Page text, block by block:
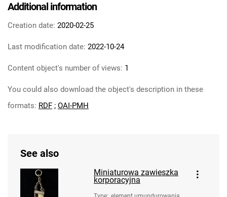
Additional information
Creation date: 2020-02-25
Last modification date: 2022-10-24
Content object's number of views: 1
You could also download the object's description in these
formats: RDF ; OAI-PMH
See also
Miniaturowa zawieszka
korporacyjna